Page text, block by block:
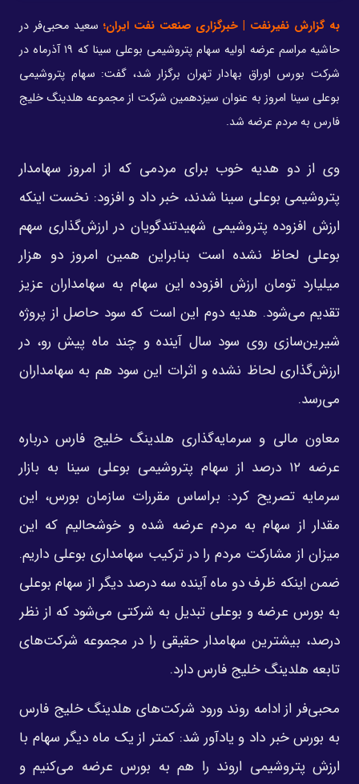
به گزارش نفیرنفت | خبرگزاری صنعت نفت ایران؛ سعید محبی‌فر در
حاشیه مراسم عرضه اولیه سهام پتروشیمی بوعلی سینا که ۱۹ آذرماه در
شرکت بورس اوراق بهادار تهران برگزار شد، گفت: سهام پتروشیمی
بوعلی سینا امروز به ‌عنوان سیزدهمین شرکت از مجموعه هلدینگ خلیج
فارس به مردم عرضه شد. ‌
وی از دو هدیه خوب برای مردمی که از امروز سهامدار
پتروشیمی بوعلی سینا شدند، خبر داد و افزود: نخست اینکه
ارزش افزوده ‌پتروشیمی شهیدتندگویان در ارزش‌گذاری سهم
بوعلی لحاظ نشده است بنابراین همین امروز دو هزار
میلیارد تومان ارزش افزوده ‌این سهام به سهامداران عزیز
تقدیم می‌شود. هدیه دوم این است که سود حاصل از پروژه
شیرین‌سازی روی ‌سود سال آینده و چند ماه پیش رو، در
ارزش‌گذاری لحاظ نشده و اثرات این سود هم به سهامداران
می‌رسد.
معاون مالی و سرمایه‌گذاری هلدینگ خلیج فارس درباره
عرضه ۱۲ درصد از سهام پتروشیمی بوعلی سینا به بازار
سرمایه تصریح کرد: براساس مقررات سازمان بورس، این
مقدار ‌از سهام به مردم عرضه شده و خوشحالیم که این
میزان از مشارکت مردم را در ترکیب سهامداری بوعلی داریم.
ضمن اینکه ‌ظرف دو ماه آینده سه درصد دیگر از سهام بوعلی
به بورس عرضه و بوعلی تبدیل به شرکتی می‌شود که از نظر
درصد، ‌بیشترین سهامدار حقیقی را در مجموعه شرکت‌های
تابعه هلدینگ خلیج فارس دارد. ‌
محبی‌فر از ادامه روند ورود شرکت‌های هلدینگ خلیج فارس
به بورس خبر داد و یادآور شد: کمتر از یک ‌ماه دیگر سهام با
ارزش پتروشیمی اروند را هم به بورس عرضه می‌کنیم و